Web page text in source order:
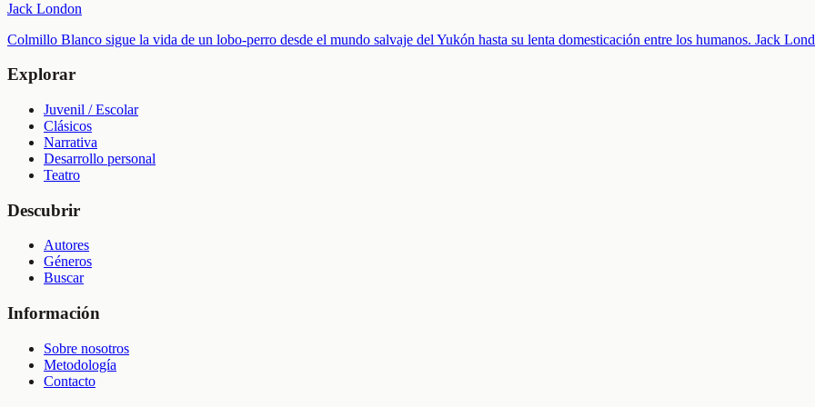
Jack London
Colmillo Blanco sigue la vida de un lobo-perro desde el mundo salvaje del Yukón hasta su lenta domesticación entre los humanos. Jack
Explorar
Juvenil / Escolar
Clásicos
Narrativa
Desarrollo personal
Teatro
Descubrir
Autores
Géneros
Buscar
Información
Sobre nosotros
Metodología
Contacto